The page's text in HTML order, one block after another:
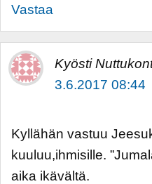
Vastaa
Kyösti
3.6.2017 08:44
Kyllähän vastuu
kuuluu,ihmisille.
aika ikävältä.